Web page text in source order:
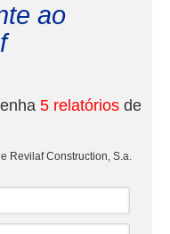
ao
5 relatórios de
Revilaf Construction, S.a.